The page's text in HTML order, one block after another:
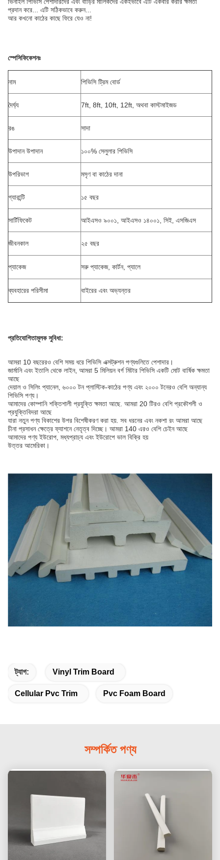
প্রদান করে... এটি সঠিকভাবে করুন...
আর কখনো কাঠের কাছে ফিরে যেও না!
স্পেসিফিকেশনঃ
নাম পিভিসি ট্রিম বোর্ড
দৈর্ঘ্য 7ft, 8ft, 10ft, 12ft, অথবা কাস্টমাইজড
রঙ সাদা
উপাদান উপাদান ১০০% সেলুলার পিভিসি
উপরিভাগ মসৃণ বা কাঠের দানা
গ্যারান্টি ১৫ বছর
সার্টিফিকেট আইএসও ৯০০১, আইএসও ১৪০০১, সিই, এসজিএস
জীবনকাল ২৫ বছর
প্যাকেজ সরু প্যাকেজ, কার্টন, প্যালে
ব্যবহারের পরিসীমা বাইরের এবং অভ্যন্তর
প্রতিযোগিতামূলক সুবিধা:
আমরা 10 বছরেরও বেশি সময় ধরে পিভিসি এক্সট্রুশন পণ্যগুলিতে পেশাদার।
জার্মানি এবং ইতালি থেকে লাইন, আমরা 5 মিলিয়ন বর্গ মিটার পিভিসি একটি মোট বার্ষিক ক্ষমতা
আছে
দেয়াল ও সিলিং প্যানেল, ৬০০০ টন প্লাস্টিক-কাঠের পণ্য এবং ২০০০ টনেরও বেশি অন্যান্য
পিভিসি পণ্য।
আমাদের কোম্পানি শক্তিশালী প্রযুক্তি ক্ষমতা আছে. আমরা 20 টিরও বেশি প্রকৌশলী ও
প্রযুক্তিবিদরা আছে
যারা নতুন পণ্য বিকাশের উপর বিশেষীকরণ করা হয়. সব ধরনের এবং নকশা রং আমরা আছে
চীনা প্রসাধন ক্ষেত্রে ফ্যাশনে নেতৃত্ব দিচ্ছে। আমরা 140 এরও বেশি চেইন আছে
আমাদের পণ্য ইউরোপ, মধ্যপ্রাচ্য এবং ইউরোপে ভাল বিক্রি হয়
উত্তর আমেরিকা।
ট্যাগ: Vinyl Trim Board
Cellular Pvc Trim Pvc Foam Board
সম্পর্কিত পণ্য